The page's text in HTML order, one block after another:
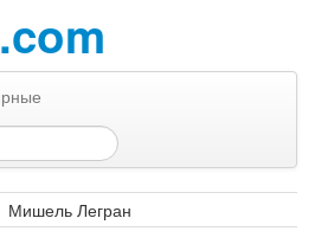
Мишель Легран